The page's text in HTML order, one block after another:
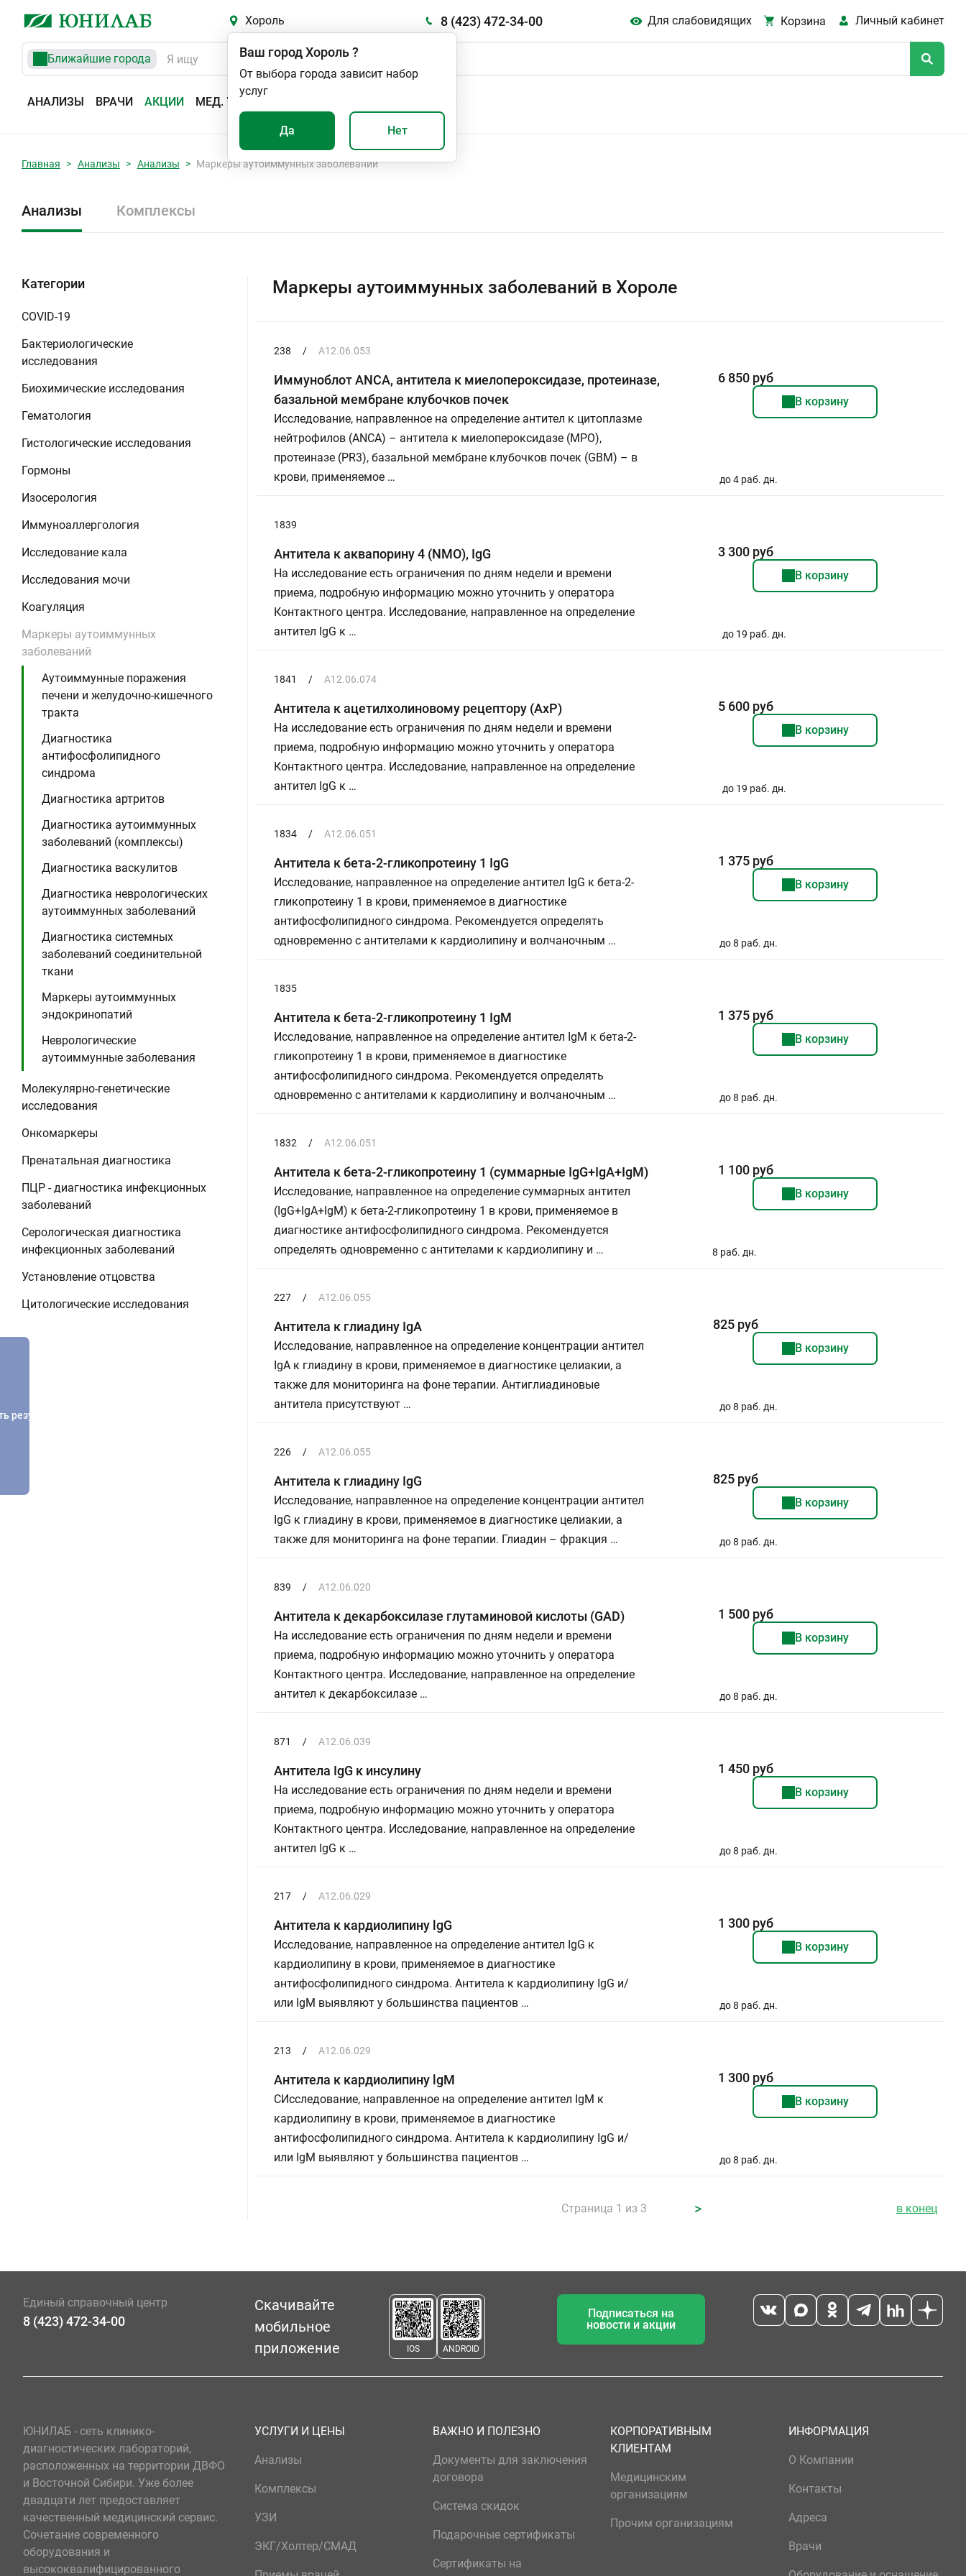
Хороль 8 (423) 472-34-00 Для слабовидящих Корзина Личный кабинет
Ближайшие города
АНАЛИЗЫ ВРАЧИ АКЦИИ МЕД. УСЛУГИ
Ваш городХороль?
От выбора города зависит набор
услуг
Да Нет
Главная Анализы Анализы Маркеры аутоиммунных заболеваний
Анализы Комплексы
Категории
COVID-19
Бактериологические
исследования
Биохимические исследования
Гематология
Гистологические исследования
Гормоны
Изосерология
Иммуноаллергология
Исследование кала
Исследования мочи
Коагуляция
Маркеры аутоиммунных
заболеваний
Аутоиммунные поражения
печени и желудочно-кишечного
тракта
Диагностика
антифосфолипидного
синдрома
Диагностика артритов
Диагностика аутоиммунных
заболеваний (комплексы)
Диагностика васкулитов
Диагностика неврологических
аутоиммунных заболеваний
Диагностика системных
заболеваний соединительной
ткани
Маркеры аутоиммунных
эндокринопатий
Неврологические
аутоиммунные заболевания
Молекулярно-генетические
исследования
Онкомаркеры
Пренатальная диагностика
ПЦР - диагностика инфекционных
заболеваний
Серологическая диагностика
инфекционных заболеваний
Установление отцовства
Цитологические исследования
Маркеры аутоиммунных заболеваний в Хороле
238 / A12.06.053
Иммуноблот ANCA, антитела к миелопероксидазе, протеиназе,
базальной мембране клубочков почек
Исследование, направленное на определение антител к цитоплазме
нейтрофилов (ANCA) – антитела к миелопероксидазе (MPO),
протеиназе (PR3), базальной мембране клубочков почек (GBM) – в
крови, применяемое …
6 850 руб
В корзину
до 4 раб. дн.
1839
Антитела к аквапорину 4 (NMO), IgG
На исследование есть ограничения по дням недели и времени
приема, подробную информацию можно уточнить у оператора
Контактного центра. Исследование, направленное на определение
антител IgG к …
3 300 руб
В корзину
до 19 раб. дн.
1841 / A12.06.074
Антитела к ацетилхолиновому рецептору (АхР)
На исследование есть ограничения по дням недели и времени
приема, подробную информацию можно уточнить у оператора
Контактного центра. Исследование, направленное на определение
антител IgG к …
5 600 руб
В корзину
до 19 раб. дн.
1834 / A12.06.051
Антитела к бета-2-гликопротеину 1 IgG
Исследование, направленное на определение антител IgG к бета-2-
гликопротеину 1 в крови, применяемое в диагностике
антифосфолипидного синдрома. Рекомендуется определять
одновременно с антителами к кардиолипину и волчаночным …
1 375 руб
В корзину
до 8 раб. дн.
1835
Антитела к бета-2-гликопротеину 1 IgM
Исследование, направленное на определение антител IgM к бета-2-
гликопротеину 1 в крови, применяемое в диагностике
антифосфолипидного синдрома. Рекомендуется определять
одновременно с антителами к кардиолипину и волчаночным …
1 375 руб
В корзину
до 8 раб. дн.
1832 / A12.06.051
Антитела к бета-2-гликопротеину 1 (суммарные IgG+IgA+IgM)
Исследование, направленное на определение суммарных антител
(IgG+IgA+IgM) к бета-2-гликопротеину 1 в крови, применяемое в
диагностике антифосфолипидного синдрома. Рекомендуется
определять одновременно с антителами к кардиолипину и …
1 100 руб
В корзину
8 раб. дн.
227 / A12.06.055
Антитела к глиадину IgA
Исследование, направленное на определение концентрации антител
IgA к глиадину в крови, применяемое в диагностике целиакии, а
также для мониторинга на фоне терапии. Антиглиадиновые
антитела присутствуют …
825 руб
В корзину
до 8 раб. дн.
226 / A12.06.055
Антитела к глиадину IgG
Исследование, направленное на определение концентрации антител
IgG к глиадину в крови, применяемое в диагностике целиакии, а
также для мониторинга на фоне терапии. Глиадин – фракция …
825 руб
В корзину
до 8 раб. дн.
839 / A12.06.020
Антитела к декарбоксилазе глутаминовой кислоты (GAD)
На исследование есть ограничения по дням недели и времени
приема, подробную информацию можно уточнить у оператора
Контактного центра. Исследование, направленное на определение
антител к декарбоксилазе …
1 500 руб
В корзину
до 8 раб. дн.
871 / A12.06.039
Антитела IgG к инсулину
На исследование есть ограничения по дням недели и времени
приема, подробную информацию можно уточнить у оператора
Контактного центра. Исследование, направленное на определение
антител IgG к …
1 450 руб
В корзину
до 8 раб. дн.
217 / A12.06.029
Антитела к кардиолипину lgG
Исследование, направленное на определение антител IgG к
кардиолипину в крови, применяемое в диагностике
антифосфолипидного синдрома. Антитела к кардиолипину IgG и/
или IgM выявляют у большинства пациентов …
1 300 руб
В корзину
до 8 раб. дн.
213 / A12.06.029
Антитела к кардиолипину lgМ
СИсследование, направленное на определение антител IgM к
кардиолипину в крови, применяемое в диагностике
антифосфолипидного синдрома. Антитела к кардиолипину IgG и/
или IgM выявляют у большинства пациентов …
1 300 руб
В корзину
до 8 раб. дн.
Страница 1 из 3 > в конец
результатов
Единый справочный центр
8 (423) 472-34-00
Скачивайте
мобильное
приложение
IOS ANDROID
Подписаться на
новости и акции
ЮНИЛАБ - сеть клинико-
диагностических лабораторий,
расположенных на территории ДВФО
и Восточной Сибири. Уже более
двадцати лет предоставляет
качественный медицинский сервис.
Сочетание современного
оборудования и
высококвалифицированного
УСЛУГИ И ЦЕНЫ
Анализы
Комплексы
УЗИ
ЭКГ/Холтер/СМАД
ВАЖНО И ПОЛЕЗНО
Документы для заключения
договора
Система скидок
Подарочные сертификаты
Сертификаты на
КОРПОРАТИВНЫМ
КЛИЕНТАМ
Медицинским
организациям
Прочим организациям
ИНФОРМАЦИЯ
О Компании
Контакты
Адреса
Врачи